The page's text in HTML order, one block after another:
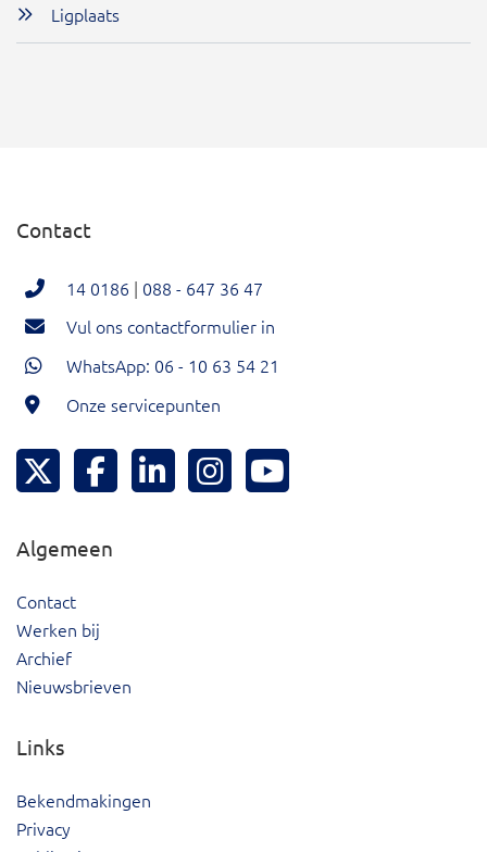
Ligplaats
Contact
14 0186 | 088 - 647 36 47
Vul ons contactformulier in
WhatsApp: 06 - 10 63 54 21
Onze servicepunten
Hoeksche Waard Twitter
Hoeksche Waard Facebook
Hoeksche Waard LinkedIn
Hoeksche Waard Instagram
Algemeen
Contact
Werken bij
Archief
Nieuwsbrieven
Links
Bekendmakingen
Privacy